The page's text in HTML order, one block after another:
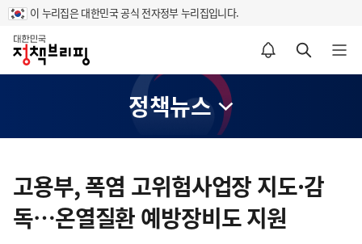
이 누리집은 대한민국 공식 전자정부 누리집입니다.
홈
알림설정 바로가기 검색 바로가기 메뉴 열기
정책뉴스
텐
츠
영
고용부, 폭염 고위험사업장 지도·감
독…온열질환 예방장비도 지원